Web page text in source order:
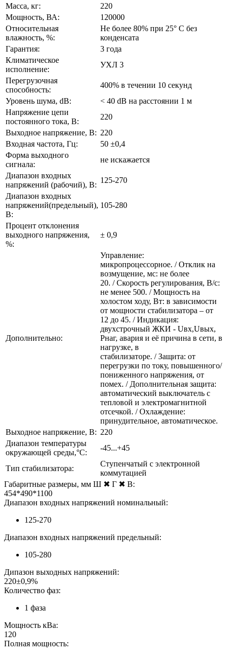
Масса, кг:
220
Мощность, ВА:
120000
Относительная
влажность, %:
Не более 80% при 25° С без
конденсата
Гарантия:
3 года
Климатическое
исполнение:
УХЛ 3
Перегрузочная
способность:
400% в течении 10 секунд
Уровень шума, dB:
< 40 dB на расстоянии 1 м
Напряжение цепи
постоянного тока, В:
220
Выходное напряжение, В: 220
Входная частота, Гц:
50 ±0,4
Форма выходного
сигнала:
не искажается
Диапазон входных
напряжений (рабочий), В:
125-270
Диапазон входных
напряжений(предельный),
В:
105-280
Процент отклонения
выходного напряжения,
%:
± 0,9
Дополнительно:
Управление:
микропроцессорное. / Отклик на
возмущение, мс: не более
20. / Скорость регулирования, В/с:
не менее 500. / Мощность на
холостом ходу, Вт: в зависимости
от мощности стабилизатора – от
12 до 45. / Индикация:
двухстрочный ЖКИ - Uвх,Uвых,
Рнаг, авария и её причина в сети, в
нагрузке, в
стабилизаторе. / Защита: от
перегрузки по току, повышенного/
пониженного напряжения, от
помех. / Дополнительная защита:
автоматический выключатель с
тепловой и электромагнитной
отсечкой. / Охлаждение:
принудительное, автоматическое.
Выходное напряжение, В: 220
Диапазон температуры
окружающей среды,°С:
-45...+45
Тип стабилизатора:
Ступенчатый с электронной
коммутацией
Габаритные размеры, мм Ш ✖ Г ✖ В:
454*490*1100
Диапазон входных напряжений номинальный:
125-270
Диапазон входных напряжений предельный:
105-280
Дипазон выходных напряжений:
220±0,9%
Количество фаз:
1 фаза
Мощность кВа:
120
Полная мощность: